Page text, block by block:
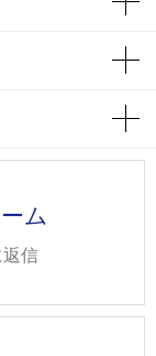
ム
信